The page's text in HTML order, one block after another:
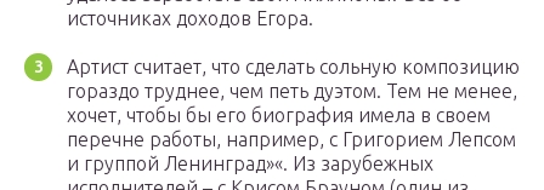
источниках доходов Егора.
Артист считает, что сделать сольную композицию
гораздо труднее, чем петь дуэтом. Тем не менее,
хочет, чтобы бы его биография имела в своем
перечне работы, например, с Григорием Лепсом
и группой Ленинград»«. Из зарубежных